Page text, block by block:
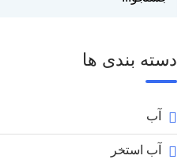
دسته بندی ها
آب
آب استخر